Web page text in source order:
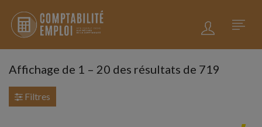
Affichage de 1 – 20 des résultats de 719
Filtres